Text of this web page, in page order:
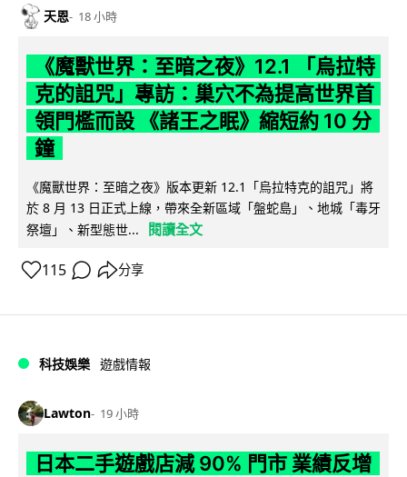
天恩 18 小時
《魔獸世界：至暗之夜》12.1 「烏拉特
克的詛咒」專訪：巢穴不為提高世界首
領門檻而設 《諸王之眠》縮短約 10 分
鐘
《魔獸世界：至暗之夜》版本更新 12.1「烏拉特克的詛咒」將
於 8 月 13 日正式上線，帶來全新區域「盤蛇島」、地城「毒牙
祭壇」、新型態世...
閱讀全文
115 分享
科技娛樂 遊戲情報
Lawton 19 小時
日本二手遊戲店減 90% 門市 業績反增